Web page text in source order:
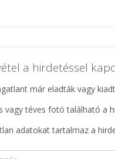
a hirdetéssel
már eladták vagy
vagy téves fotó található a
adatokat tartalmaz a